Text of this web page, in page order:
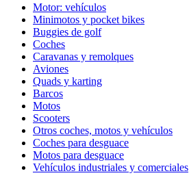
Motor: vehículos
Minimotos y pocket bikes
Buggies de golf
Coches
Caravanas y remolques
Aviones
Quads y karting
Barcos
Motos
Scooters
Otros coches, motos y vehículos
Coches para desguace
Motos para desguace
Vehículos industriales y comerciales